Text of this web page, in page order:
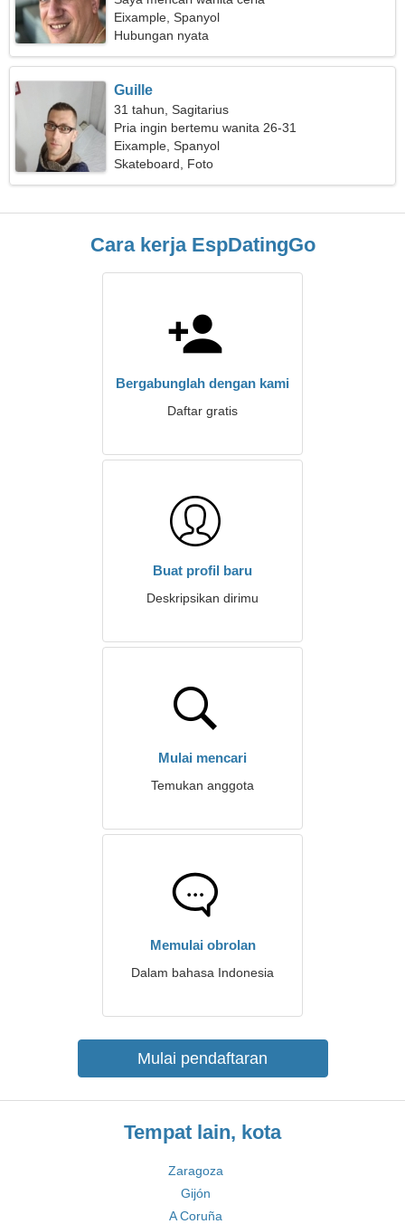
Eixample, Spanyol
Hubungan nyata
Guille
31 tahun, Sagitarius
Pria ingin bertemu wanita 26-31
Eixample, Spanyol
Skateboard, Foto
Cara kerja EspDatingGo
Bergabunglah dengan kami
Daftar gratis
Buat profil baru
Deskripsikan dirimu
Mulai mencari
Temukan anggota
Memulai obrolan
Dalam bahasa Indonesia
Mulai pendaftaran
Tempat lain, kota
Zaragoza
Gijón
A Coruña